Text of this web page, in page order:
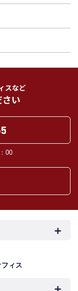
スなど
い
00
検索
ィス